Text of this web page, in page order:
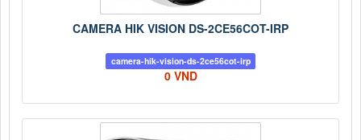
CAMERA HIK VISION DS-2CE56COT-IRP
camera-hik-vision-ds-2ce56cot-irp
0 VND